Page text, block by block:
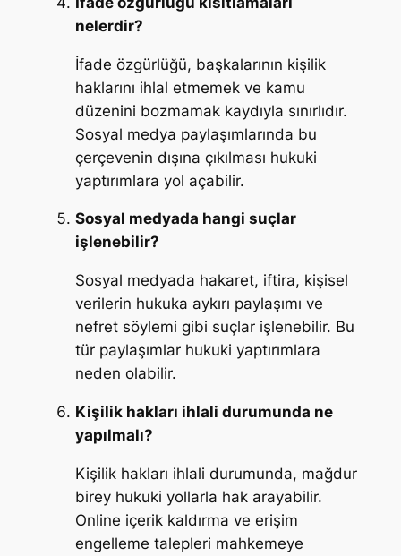
nelerdir?
İfade özgürlüğü, başkalarının kişilik
haklarını ihlal etmemek ve kamu
düzenini bozmamak kaydıyla sınırlıdır.
Sosyal medya paylaşımlarında bu
çerçevenin dışına çıkılması hukuki
yaptırımlara yol açabilir.
Sosyal medyada hangi suçlar
işlenebilir?
Sosyal medyada hakaret, iftira, kişisel
verilerin hukuka aykırı paylaşımı ve
nefret söylemi gibi suçlar işlenebilir. Bu
tür paylaşımlar hukuki yaptırımlara
neden olabilir.
Kişilik hakları ihlali durumunda ne
yapılmalı?
Kişilik hakları ihlali durumunda, mağdur
birey hukuki yollarla hak arayabilir.
Online içerik kaldırma ve erişim
engelleme talepleri mahkemeye